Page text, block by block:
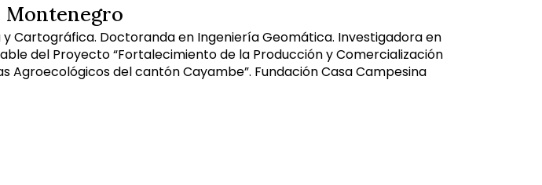
Montenegro
y Cartográfica. Doctoranda en Ingeniería Geomática. Investigadora en
del Proyecto “Fortalecimiento de la Producción y Comercialización
Agroecológicos del cantón Cayambe”. Fundación Casa Campesina